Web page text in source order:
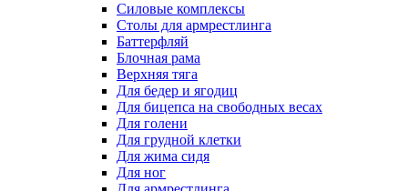
Силовые комплексы
Столы для армрестлинга
Баттерфляй
Блочная рама
Верхняя тяга
Для бедер и ягодиц
Для бицепса на свободных весах
Для голени
Для грудной клетки
Для жима сидя
Для ног